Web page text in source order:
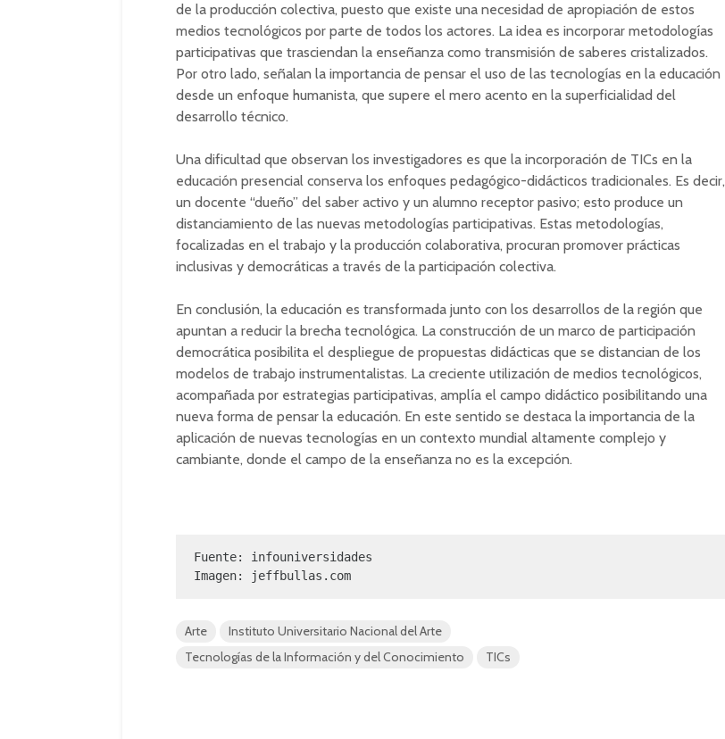
de la producción colectiva, puesto que existe una necesidad de apropiación de estos
medios tecnológicos por parte de todos los actores. La idea es incorporar metodologías
participativas que trasciendan la enseñanza como transmisión de saberes cristalizados.
Por otro lado, señalan la importancia de pensar el uso de las tecnologías en la educación
desde un enfoque humanista, que supere el mero acento en la superficialidad del
desarrollo técnico.
Una dificultad que observan los investigadores es que la incorporación de TICs en la
educación presencial conserva los enfoques pedagógico-didácticos tradicionales. Es decir,
un docente “dueño” del saber activo y un alumno receptor pasivo; esto produce un
distanciamiento de las nuevas metodologías participativas. Estas metodologías,
focalizadas en el trabajo y la producción colaborativa, procuran promover prácticas
inclusivas y democráticas a través de la participación colectiva.
En conclusión, la educación es transformada junto con los desarrollos de la región que
apuntan a reducir la brecha tecnológica. La construcción de un marco de participación
democrática posibilita el despliegue de propuestas didácticas que se distancian de los
modelos de trabajo instrumentalistas. La creciente utilización de medios tecnológicos,
acompañada por estrategias participativas, amplía el campo didáctico posibilitando una
nueva forma de pensar la educación. En este sentido se destaca la importancia de la
aplicación de nuevas tecnologías en un contexto mundial altamente complejo y
cambiante, donde el campo de la enseñanza no es la excepción.
Fuente: infouniversidades
Imagen: jeffbullas.com
Arte
Instituto Universitario Nacional del Arte
Tecnologías de la Información y del Conocimiento
TICs